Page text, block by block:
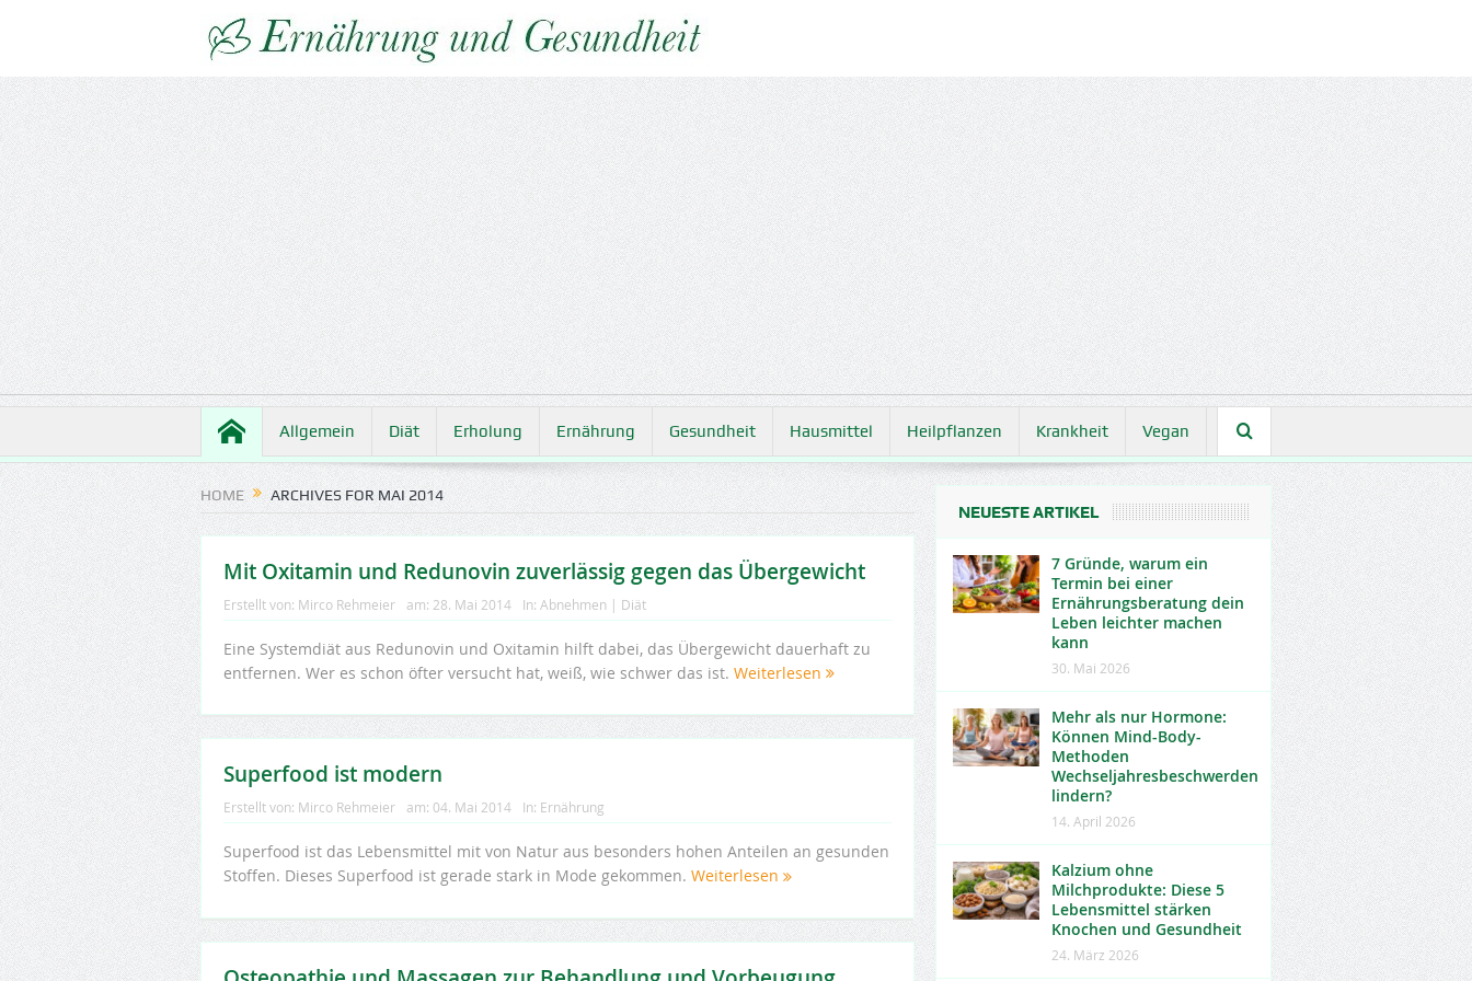
Allgemein Diät Erholung Ernährung Gesundheit Hausmittel Heilpflanzen Krankheit Vegan
HOME ARCHIVES FOR MAI 2014
Mit Oxitamin und Redunovin zuverlässig gegen das Übergewicht
Erstellt von: Mirco Rehmeier am: 28. Mai 2014 In: Abnehmen | Diät
Eine Systemdiät aus Redunovin und Oxitamin hilft dabei, das Übergewicht dauerhaft zu
entfernen. Wer es schon öfter versucht hat, weiß, wie schwer das ist. Weiterlesen
Superfood ist modern
Erstellt von: Mirco Rehmeier am: 04. Mai 2014 In: Ernährung
Superfood ist das Lebensmittel mit von Natur aus besonders hohen Anteilen an gesunden
Stoffen. Dieses Superfood ist gerade stark in Mode gekommen. Weiterlesen
NEUESTE ARTIKEL
7 Gründe, warum ein
Termin bei einer
Ernährungsberatung dein
Leben leichter machen
kann
30. Mai 2026
Mehr als nur Hormone:
Können Mind-Body-
Methoden
Wechseljahresbeschwerden
lindern?
14. April 2026
Kalzium ohne
Milchprodukte: Diese 5
Lebensmittel stärken
Knochen und Gesundheit
24. März 2026